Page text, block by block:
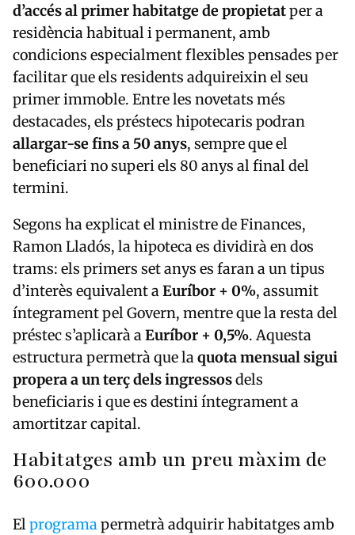
d’accés al primer habitatge de propietatper a
residència habitual i permanent, amb
condicions especialment flexibles pensades per
facilitar que els residents adquireixin el seu
primer immoble. Entre les novetats més
destacades, els préstecs hipotecaris podran
allargar-se fins a 50 anys, sempre que el
beneficiari no superi els 80 anys al final del
termini.
Segons ha explicat el ministre de Finances,
Ramon Lladós, la hipoteca es dividirà en dos
trams: els primers set anys es faran a un tipus
d’interès equivalent aEuríbor + 0%, assumit
íntegrament pel Govern, mentre que la resta del
préstec s’aplicarà aEuríbor + 0,5%. Aquesta
estructura permetrà que laquota mensual sigui
propera a un terç dels ingressosdels
beneficiaris i que es destini íntegrament a
amortitzar capital.
Habitatges amb un preu màxim de
600.000
Elprogramapermetrà adquirir habitatges amb